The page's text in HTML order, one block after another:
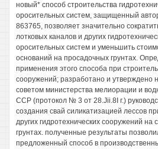
новый* способ строительства
оросительных систем, защищенный
863765, позволяет значительно
лотковых каналов и других
оросительных систем и уменьшить
оснований на просадочных грунтах.
применения этого способа при
сооружений; разработано и утверждено
советом министерства мелиорации и
ССР (протокол № 3 от 28.Jii.8I г.)
создания свай силикатизацией лессов
других гидротехнических сооружений на
грунтах. полученные результаты
предложенный способ в